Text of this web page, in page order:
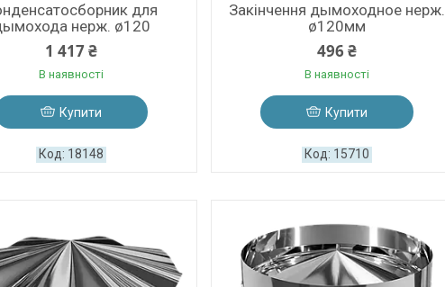
для
нерж. ø120
1 417 ₴
В наявності
Купити
18148
Закінчення дымоходное нерж.
ø120мм
496 ₴
В наявності
Купити
15710